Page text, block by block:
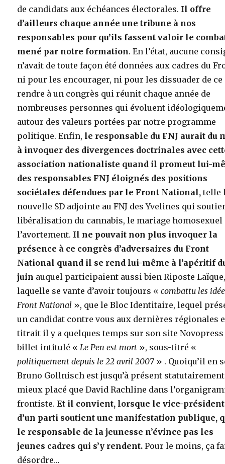
de candidats aux échéances électorales. Il offre
d’ailleurs chaque année une tribune à nos
responsables pour qu’ils fassent valoir le
mené par notre formation. En l’état, aucune
n’avait de toute façon été données aux cadres du
ni pour les encourager, ni pour les dissuader de ce
rendre à un congrès qui réunit chaque année de
nombreuses personnes qui évoluent
autour des valeurs portées par notre programme
politique. Enfin, le responsable du FNJ aurait du
à invoquer des divergences doctrinales avec
association nationaliste quand il promeut lui-
des responsables FNJ éloignés des positions
sociétales défendues par le Front National, telle
nouvelle SD adjointe au FNJ des Yvelines qui
libéralisation du cannabis, le mariage homosexuel
l’avortement. Il ne pouvait non plus invoquer la
présence à ce congrès d’adversaires du Front
National quand il se rend lui-même à l’apéritif
juin auquel participaient aussi bien Riposte
laquelle se vante d’avoir toujours «combattu les
Front National », que le Bloc Identitaire, lequel
un candidat contre vous aux dernières régionales
titrait il y a quelques temps sur son site
billet intitulé «Le Pen est mort », sous-titré «
politiquement depuis le 22 avril 2007 » . Quoiqu’il en
Bruno Gollnisch est jusqu’à présent statutairement
mieux placé que David Rachline dans
frontiste.Et il convient, lorsque le vice-président
d’un parti soutient une manifestation publique,
le responsable de la jeunesse n’évince pas les
jeunes cadres qui s’y rendent. Pour le moins, ça
désordre…